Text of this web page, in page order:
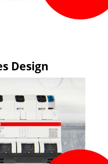
Design